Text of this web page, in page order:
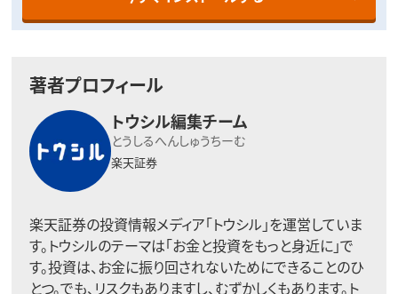
著者プロフィール
トウシル編集チーム
とうしるへんしゅうちーむ
楽天証券
楽天証券の投資情報メディア「トウシル」を運営していま
す。トウシルのテーマは「お金と投資をもっと身近に」で
す。投資は、お金に振り回されないためにできることのひ
とつ。でも、リスクもありますし、むずかしくもあります。ト